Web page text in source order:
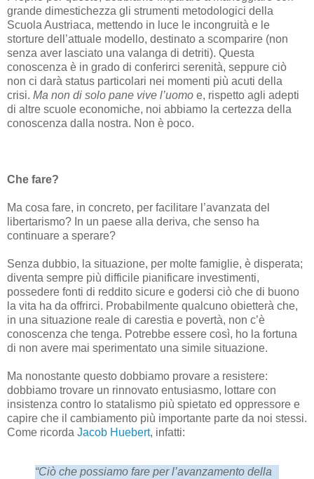
grande dimestichezza gli strumenti metodologici della
Scuola Austriaca, mettendo in luce le incongruità e le
storture dell’attuale modello, destinato a scomparire (non
senza aver lasciato una valanga di detriti). Questa
conoscenza è in grado di conferirci serenità, seppure ciò
non ci darà status particolari nei momenti più acuti della
crisi. Ma non di solo pane vive l’uomo e, rispetto agli adepti
di altre scuole economiche, noi abbiamo la certezza della
conoscenza dalla nostra. Non è poco.
Che fare?
Ma cosa fare, in concreto, per facilitare l’avanzata del
libertarismo? In un paese alla deriva, che senso ha
continuare a sperare?
Senza dubbio, la situazione, per molte famiglie, è disperata;
diventa sempre più difficile pianificare investimenti,
possedere fonti di reddito sicure e godersi ciò che di buono
la vita ha da offrirci. Probabilmente qualcuno obietterà che,
in una situazione reale di carestia e povertà, non c’è
conoscenza che tenga. Potrebbe essere così, ho la fortuna
di non avere mai sperimentato una simile situazione.
Ma nonostante questo dobbiamo provare a resistere:
dobbiamo trovare un rinnovato entusiasmo, lottare con
insistenza contro lo statalismo più spietato ed oppressore e
capire che il cambiamento più importante parte da noi stessi.
Come ricorda Jacob Huebert, infatti:
“Ciò che possiamo fare per l’avanzamento della